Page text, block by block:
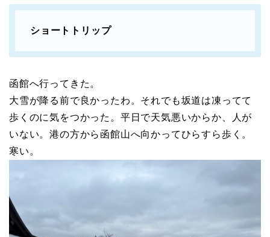
ショートトリップ
函館へ行ってきた。
大雪が降る前で良かったわ。それでも坂道は凍ってて
歩くのに気をつかった。平日で天気悪いからか、人が
いない。港の方から函館山へ向かってひらすら歩く。
寒い。